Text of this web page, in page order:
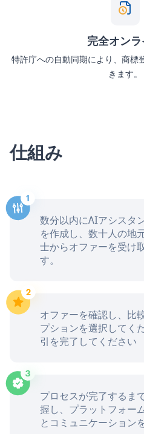
完全オン
特許庁への自動同期により、商標
きます。
仕組み
数分以内にAIアシスタ
を作成し、数十人の地
士からオファーを受け
す。
オファーを確認し、比
プションを選択してく
引を完了してください
プロセスが完了するま
握し、プラットフォー
とコミュニケーション